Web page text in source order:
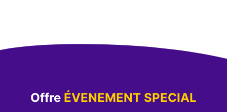
Offre ÉVENEMENT SPECIAL